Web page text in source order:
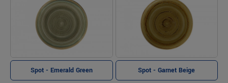
Spot - Emerald Green Spot - Garnet Beige